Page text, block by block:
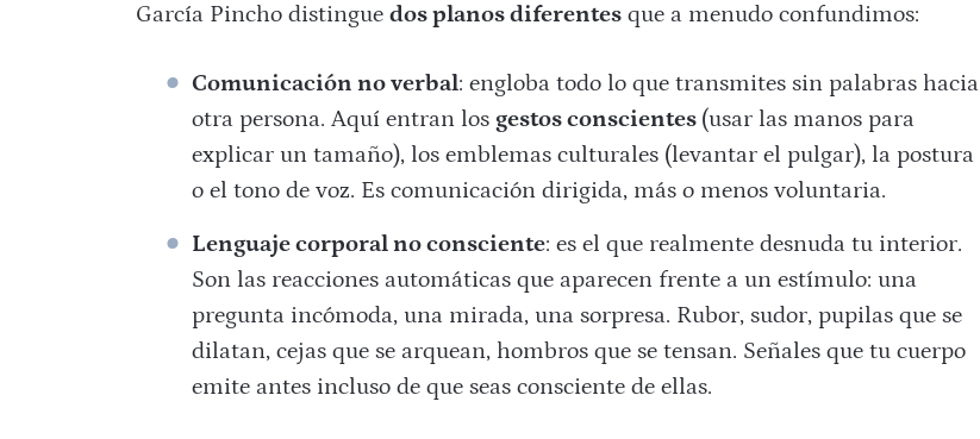
García Pincho distingue dos planos diferentesque a menudo confundimos:
Comunicación no verbal: engloba todo lo que transmites sin palabras hacia
otra persona. Aquí entran los gestos conscientes (usar las manos para
explicar un tamaño), los emblemas culturales (levantar el pulgar), la postura
o el tono de voz. Es comunicación dirigida, más o menos voluntaria.
Lenguaje corporal no consciente: es el que realmente desnuda tu interior.
Son las reacciones automáticas que aparecen frente a un estímulo: una
pregunta incómoda, una mirada, una sorpresa. Rubor, sudor, pupilas que se
dilatan, cejas que se arquean, hombros que se tensan. Señales que tu cuerpo
emite antes incluso de que seas consciente de ellas.